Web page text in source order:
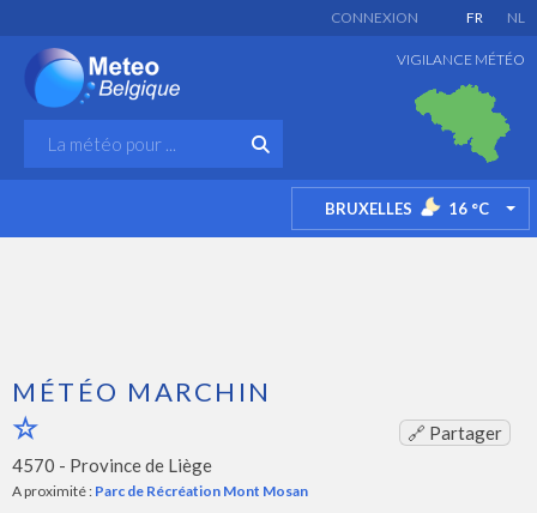
FR NL
CONNEXION
VIGILANCE MÉTÉO
BRUXELLES 16 °C
MÉTÉO MARCHIN
🔗 Partager
4570 - Province de Liège
A proximité : Parc de Récréation Mont Mosan